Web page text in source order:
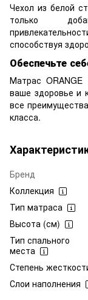
Чехол из белой
только
способствуя
Обеспечьте
Матрас
ваше здоровье и
все
класса.
Бренд
Коллекция
Тип матраса
Высота (см)
Тип спального
места
Степень
Слои наполнения